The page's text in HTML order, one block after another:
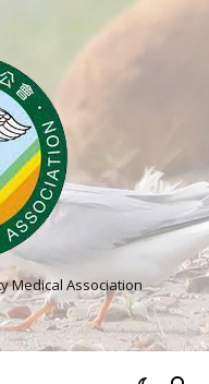
Medical Association